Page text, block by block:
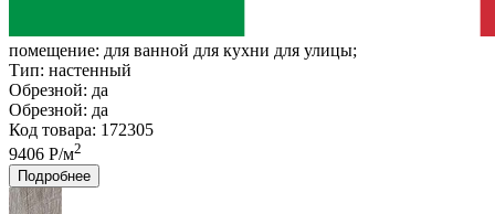
помещение: для ванной для кухни для улицы;
Тип: настенный
Обрезной: да
Обрезной: да
Код товара: 172305
9406 Р/м2
Подробнее